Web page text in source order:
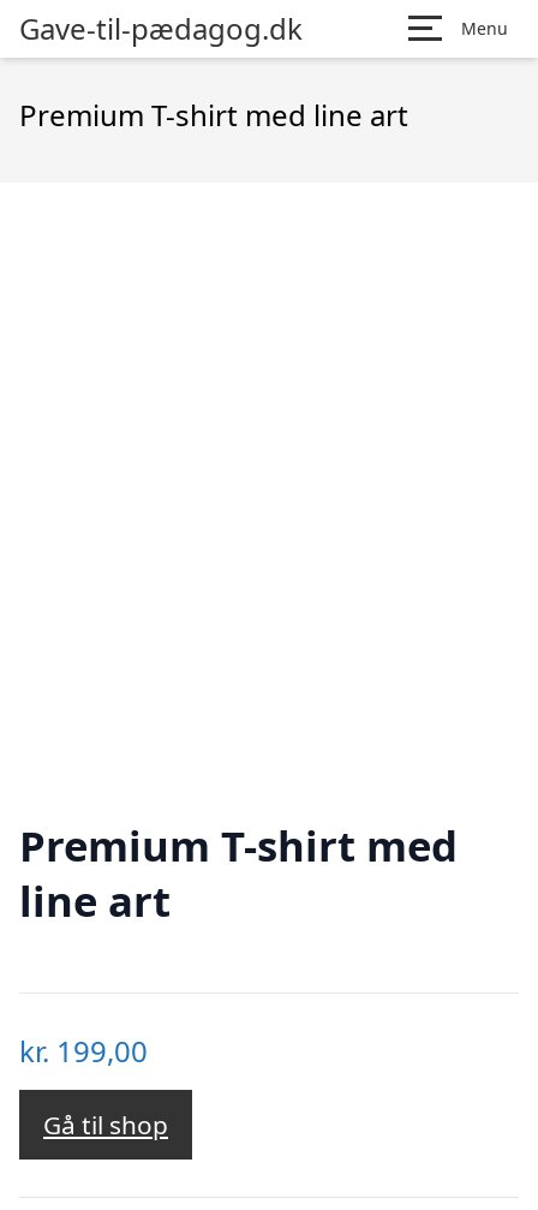
Gave-til-pædagog.dk Menu
Premium T-shirt med line art
Premium T-shirt med
line art
kr. 199,00
Gå til shop